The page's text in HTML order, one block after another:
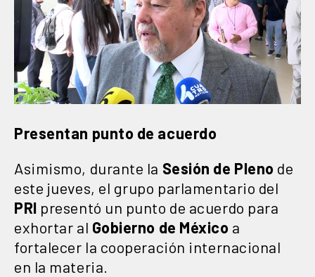
Presentan punto de acuerdo
Asimismo, durante la Sesión de Pleno de
este jueves, el grupo parlamentario del
PRI presentó un punto de acuerdo para
exhortar al Gobierno de México a
fortalecer la cooperación internacional
en la materia.